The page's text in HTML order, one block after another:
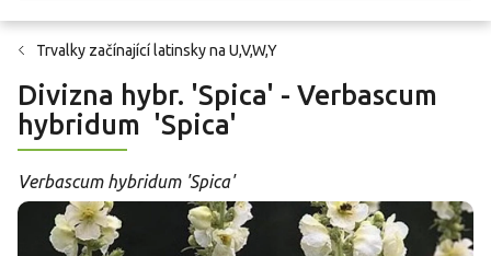
Trvalky začínající latinsky na U,V,W,Y
Divizna hybr. 'Spica' - Verbascum
hybridum 'Spica'
Verbascum hybridum 'Spica'